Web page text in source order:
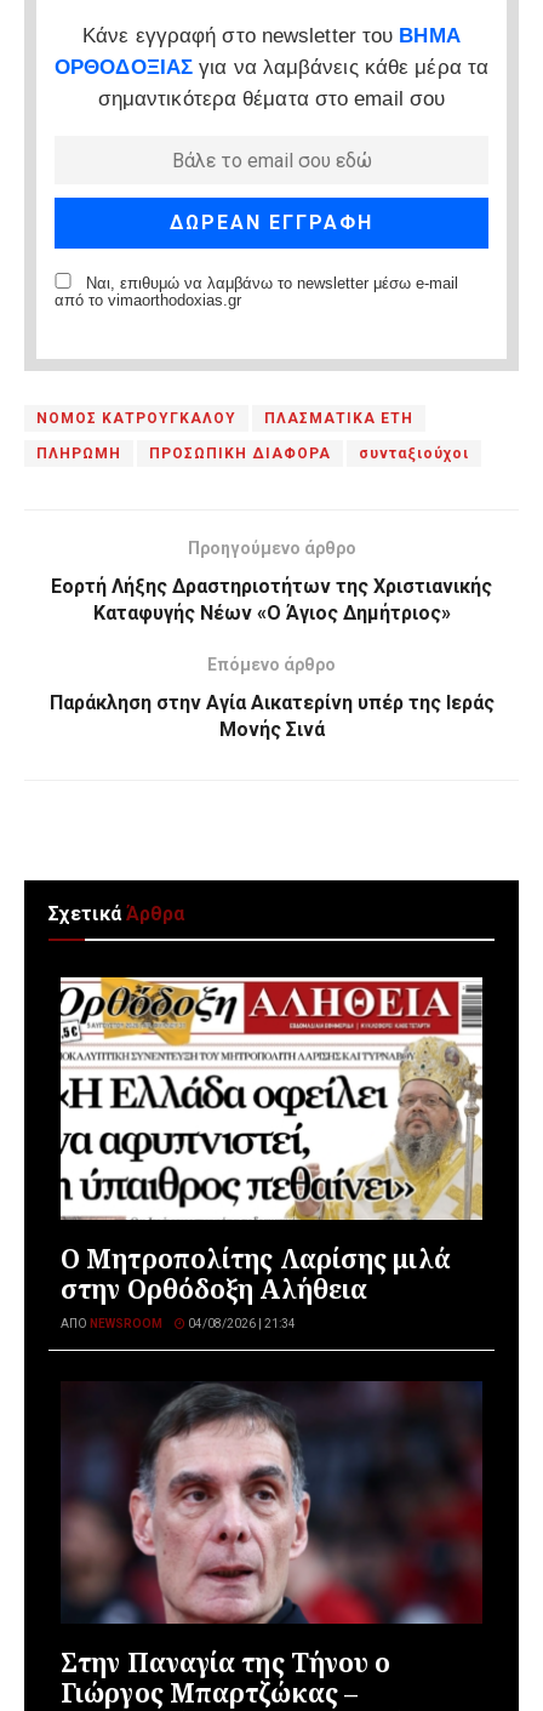
Κάνε εγγραφή στο newsletter του ΒΗΜΑ
ΟΡΘΟΔΟΞΙΑΣ για να λαμβάνεις κάθε μέρα τα
σημαντικότερα θέματα στο email σου
Ναι, επιθυμώ να λαμβάνω το newsletter μέσω e-mail
από το vimaorthodoxias.gr
ΝΟΜΟΣ ΚΑΤΡΟΥΓΚΑΛΟΥ ΠΛΑΣΜΑΤΙΚΑ ΕΤΗ
ΠΛΗΡΩΜΗ ΠΡΟΣΩΠΙΚΗ ΔΙΑΦΟΡΑ συνταξιούχοι
Προηγούμενο άρθρο
Εορτή Λήξης Δραστηριοτήτων της Χριστιανικής
Καταφυγής Νέων «Ο Άγιος Δημήτριος»
Επόμενο άρθρο
Παράκληση στην Αγία Αικατερίνη υπέρ της Ιεράς
Μονής Σινά
ΣχετικάΆρθρα
Ο Μητροπολίτης Λαρίσης μιλά
στην Ορθόδοξη Αλήθεια
ΑΠΌ NEWSROOM 04/08/2026 | 21:34
Στην Παναγία της Τήνου ο
Γιώργος Μπαρτζώκας –